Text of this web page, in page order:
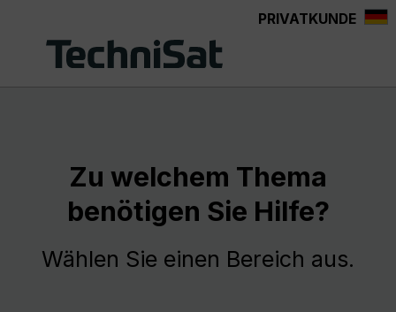
PRIVATKUNDE
Zu welchem Thema
benötigen Sie Hilfe?
Wählen Sie einen Bereich aus.